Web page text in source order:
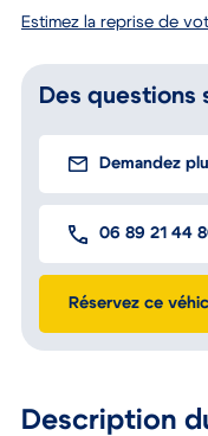
Description
Estimez la reprise de
Des questions
Demandez
06 89 21 44
Réservez ce